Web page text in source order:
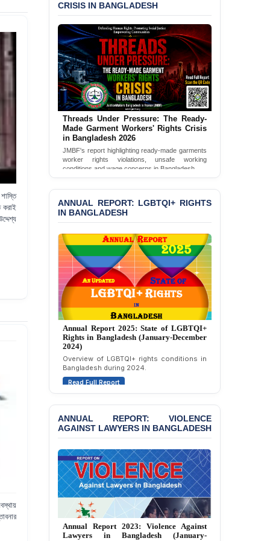
করাই
BANGLADESH ALERT:
JMBF Condemns Police
‘Special Directive’ on
Politically Motivated
Shown Arrests
PRESS RELEASE: JMBF
Releases 2024 Annual
Report on the State of
LGBTQI+ Rights in
Bangladesh
BANGLADESH ALERT:
JMBF Deeply Concerned
and Strongly Condemns
the Death of Durjoy
Chowdhury in Police
Custody at Chakaria
Police Station, Cox’s
Bazar
BANGLADESH: JMBF
Strongly Condemns
Politically Motivated
Attempted Murder Case
Against 14 Lawyers and 7
Journalists in Dhaka
JOINT STATEMENT:
Condemning Politically
Intimidation, and
Interference in the
Democratic Governance
BANGLADESH ALERT:
Dismissal of Two
Allegations of
“Blasphemy” — A Gross
Violation of Justice,
Academic Freedom, and
Human Rights
BANGLADESH ALERT:
JMBF Expresses Deep
CRISIS IN BANGLADESH
Threads Under Pressure: The Ready-
Made Garment Workers' Rights Crisis
in Bangladesh 2026
JMBF's report highlighting ready-made garments
worker rights violations, unsafe working
conditions and wage concerns in Bangladesh.
ANNUAL REPORT: LGBTQI+ RIGHTS
IN BANGLADESH
Annual Report 2024: State of LGBTQI+
Rights in Bangladesh (January-December
2023)
Bangladesh during 2023.
Read Full Report
ANNUAL REPORT: VIOLENCE
AGAINST LAWYERS IN BANGLADESH
JMBF Report 2025: Crackdown Against
Independence of Lawyers in Bangladesh